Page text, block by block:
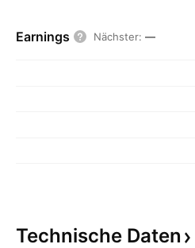
Earnings Nächster: —
Technische Daten